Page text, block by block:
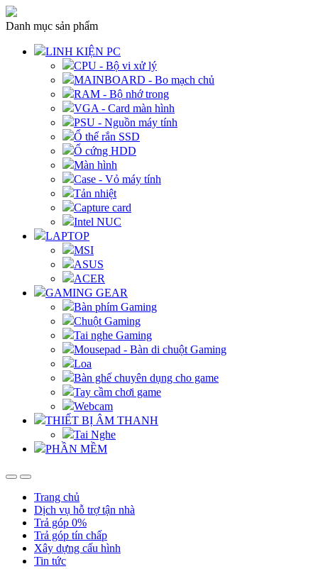
Danh mục sản phẩm
LINH KIỆN PC
CPU - Bộ vi xử lý
MAINBOARD - Bo mạch chủ
RAM - Bộ nhớ trong
VGA - Card màn hình
PSU - Nguồn máy tính
Ổ thể rắn SSD
Ổ cứng HDD
Màn hình
Case - Vỏ máy tính
Tản nhiệt
Capture card
Intel NUC
LAPTOP
MSI
ASUS
ACER
GAMING GEAR
Bàn phím Gaming
Chuột Gaming
Tai nghe Gaming
Mousepad - Bàn di chuột Gaming
Loa
Bàn ghế chuyên dụng cho game
Tay cầm chơi game
Webcam
THIẾT BỊ ÂM THANH
Tai Nghe
PHẦN MỀM
Trang chủ
Dịch vụ hỗ trợ tận nhà
Trả góp 0%
Trả góp tín chấp
Xây dựng cấu hình
Tin tức